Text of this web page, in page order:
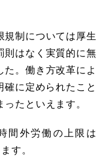
規制については厚生
則はなく実質的に無
た。働き方改革によ
確に定められたこと
たといえます。
間外労働の上限は
す。